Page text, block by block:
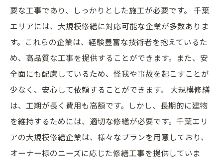
要な工事であり、しっかりとした施工が必要です。 千葉
エリアには、大規模修繕に対応可能な企業が多数ありま
す。これらの企業は、経験豊富な技術者を抱えているた
め、高品質な工事を提供することができます。また、安
全面にも配慮しているため、怪我や事故を起こすことが
少なく、安心して依頼することができます。 大規模修繕
は、工期が長く費用も高額です。しかし、長期的に建物
を維持するためには、適切な修繕が必要です。千葉エリ
アの大規模修繕企業は、様々なプランを用意しており、
オーナー様のニーズに応じた修繕工事を提供していま